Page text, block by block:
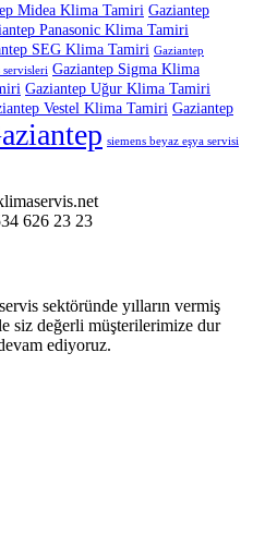
Midea Klima Tamiri Gaziantep
Panasonic Klima Tamiri
SEG Klima Tamiri Gaziantep
servisleri Gaziantep Sigma Klima
Gaziantep Uğur Klima Tamiri
Vestel Klima Tamiri Gaziantep
siemens beyaz eşya servisi
626 23 23
sektöründe yılların vermiş
siz değerli müşterilerimize dur
ediyoruz.